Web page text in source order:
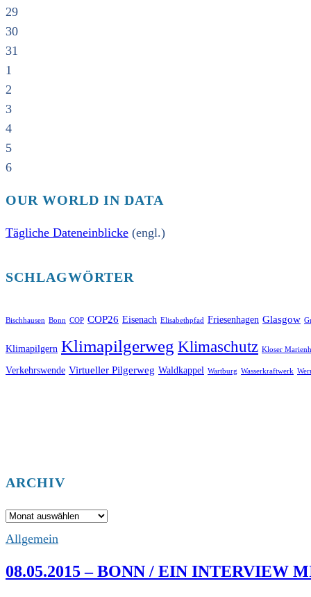
29
30
31
1
2
3
4
5
6
OUR WORLD IN DATA
Tägliche Dateneinblicke (engl.)
SCHLAGWÖRTER
Bischhausen Bonn COP COP26 Eisenach Elisabethpfad Friesenhagen Glasgow
Klimapilgern Klimapilgerweg Klimaschutz Kloser
Verkehrswende Virtueller Pilgerweg Waldkappel Wartburg Wasserkraftwerk
ARCHIV
Archiv
Allgemein
08.05.2015 – BONN / EIN INTERVIEW